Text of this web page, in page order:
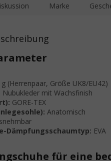
Marke
(Herrenpaar, Größe UK8/EU42)
Nubukleder mit Wachsfinish
GORE-TEX
Anatomisch
Dämpfungsschaumtyp: EVA
für eine